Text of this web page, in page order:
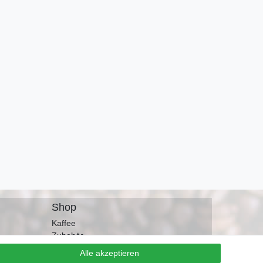
Shop
Kaffee
Zubehör
Alle akzeptieren